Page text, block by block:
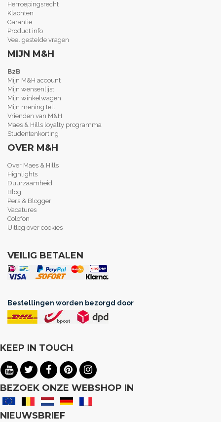
Herroepingsrecht
Klachten
Garantie
Product info
Veel gestelde vragen
MIJN M&H
B2B
Mijn M&H account
Mijn wensenlijst
Mijn winkelwagen
Mijn mening telt
Vrienden van M&H
Maes & Hills loyalty programma
Studentenkorting
OVER M&H
Over Maes & Hills
Highlights
Duurzaamheid
Blog
Pers & Blogger
Vacatures
Colofon
Uitleg over cookies
VEILIG BETALEN
Bestellingen worden bezorgd door
KEEP IN TOUCH.
BEZOEK ONZE WEBSHOP IN
NIEUWSBRIEF